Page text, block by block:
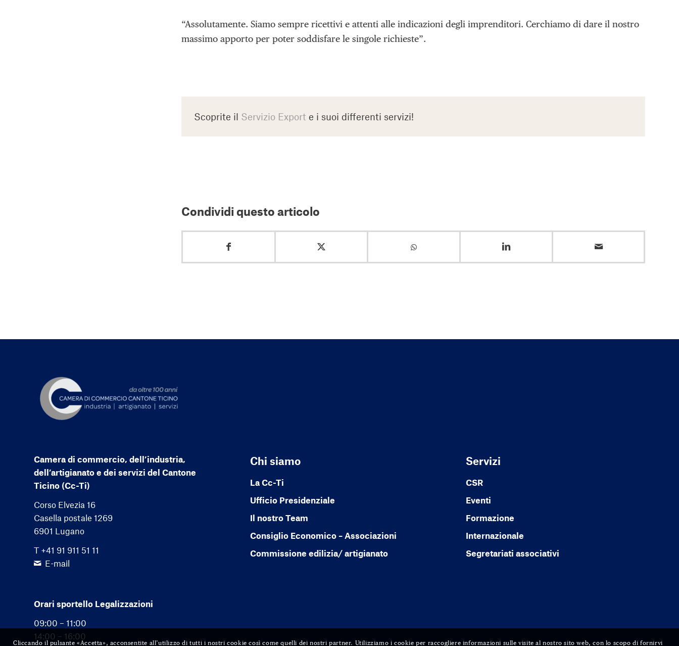
“Assolutamente. Siamo sempre ricettivi e attenti alle indicazioni degli imprenditori. Cerchiamo di dare il nostro
massimo apporto per poter soddisfare le singole richieste”.
Scoprite il Servizio Export e i suoi differenti servizi!
Condividi questo articolo
Camera di commercio, dell’industria,
dell’artigianato e dei servizi del Cantone
Ticino (Cc-Ti)
Corso Elvezia 16
Casella postale 1269
6901 Lugano
T +41 91 911 51 11
E-mail
Chi siamo
La Cc-Ti
Ufficio Presidenziale
Il nostro Team
Consiglio Economico – Associazioni
Commissione edilizia/ artigianato
Servizi
CSR
Eventi
Formazione
Internazionale
Segretariati associativi
Orari sportello Legalizzazioni
09:00 – 11:00
14:00 – 16:00
Cliccando il pulsante «Accetta», acconsentite all’utilizzo di tutti i nostri cookie così come quelli dei nostri partner. Utilizziamo i cookie per raccogliere informazioni sulle visite al nostro sito web, con lo scopo di fornirvi